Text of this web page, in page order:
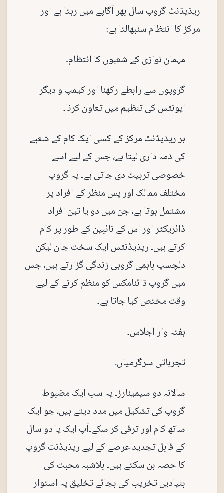
ریذیڈنٹ گروپ سال بھر آگاپے میں رہتا ہے اور
مرکز کا انتظام سنبھالتا ہے:
مہمان نوازی کے شعبوں کا انتظام۔
گروپوں سے رابطے رکھنا اور کیمپ و دیگر
ایونٹس کی تنظیم میں تعاون کرنا۔
ہر ریذیڈنٹ مرکز کے کسی ایک کام کے شعبے
کی ذمہ داری لیتا ہے، جس کے لیے اسے
خصوصی تربیت دی جاتی ہے۔ یہ گروپ
مختلف ممالک اور پس منظر کے افراد پر
مشتمل ہوتا ہے، جن میں دو یا تین افراد
ڈائریکٹر اور اس کے نائبین کے طور پر کام
کرتے ہیں۔ ریذیڈنٹس ایک سخت جان لیکن
دلچسپ باہمی گروہی زندگی گزارتے ہیں، جس
میں گروپ ڈائنامکس کو منظم کرنے کے لیے
وقت مختص کیا جاتا ہے۔
ہفتہ وار اجلاس۔
تجرباتی سرگرمیاں۔
سالانہ دو سیمینارز۔ یہ سب ایک مضبوط
گروپ کی تشکیل میں مدد دیتے ہیں، جو ایک
ساتھ کام اور ترقی کر سکے۔آپ ایک یا دو سال
کے قابل تجدید عرصے کے لیے ریذیڈنٹ گروپ
کا حصہ بن سکتے ہیں۔ بلاشبہ محبت کی
بنیادیں تخریب کی بجائے تخلیق پہ استوار